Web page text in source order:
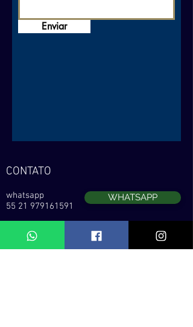
Enviar
CONTATO
whatsapp
55 21 979161591
gatildinigre01@hotmail.com
WHATSAPP